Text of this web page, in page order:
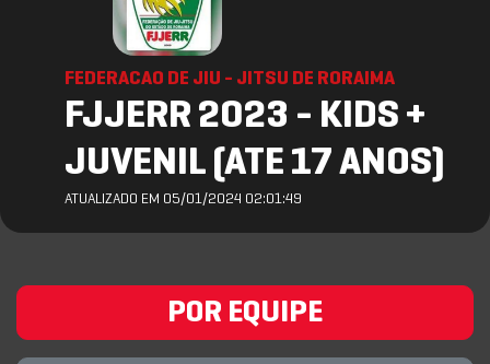
FEDERACAO DE JIU - JITSU DE RORAIMA
FJJERR 2023 - KIDS +
JUVENIL (ATE 17 ANOS)
ATUALIZADO EM 05/01/2024 02:01:49
POR EQUIPE